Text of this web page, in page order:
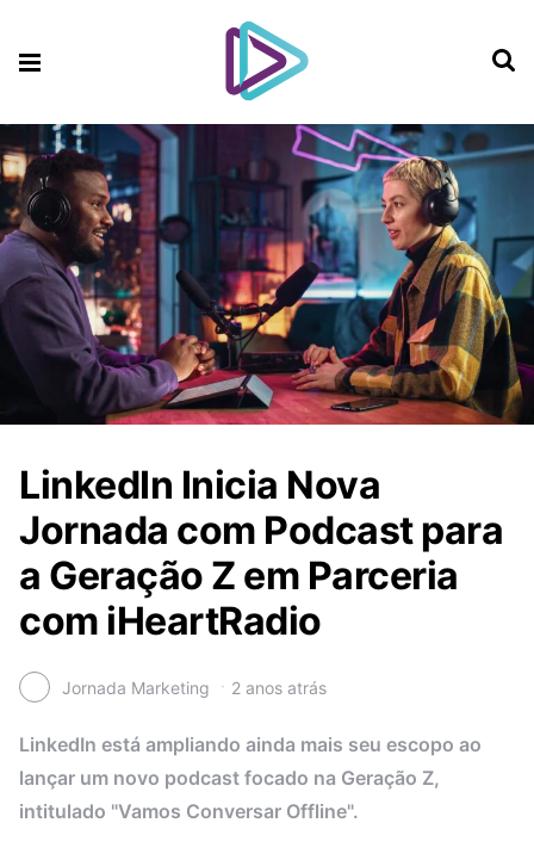
LinkedIn Inicia Nova
Jornada com Podcast para
a Geração Z em Parceria
com iHeartRadio
Jornada Marketing 2 anos atrás
LinkedIn está ampliando ainda mais seu escopo ao
lançar um novo podcast focado na Geração Z,
intitulado "Vamos Conversar Offline".